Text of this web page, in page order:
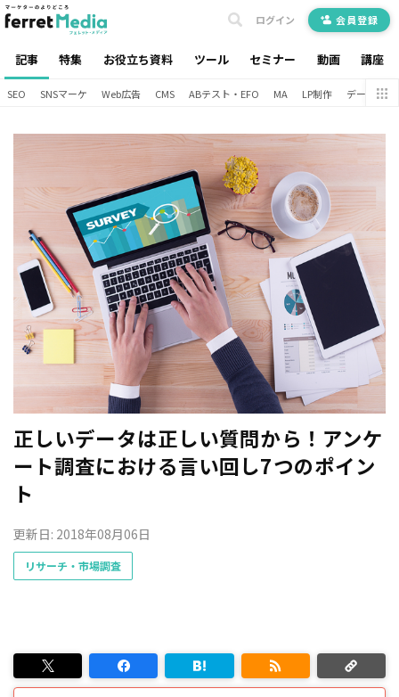
記事 特集 お役立ち資料 ツール セミナー 動画 講座
ログイン 会員登録
SEO SNSマーケ Web広告 CMS ABテスト・EFO MA LP制作 データ分析
正しいデータは正しい質問から！アンケ
ート調査における言い回し7つのポイン
ト
更新日: 2018年08月06日
リサーチ・市場調査